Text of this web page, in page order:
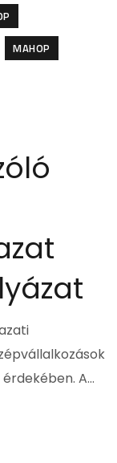
MAHOP
A…